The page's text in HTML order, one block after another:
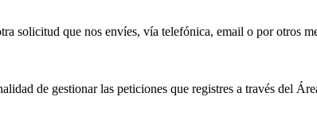
solicitud que nos envíes, vía telefónica, email o por otros
de gestionar las peticiones que registres a través del